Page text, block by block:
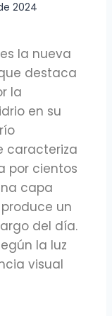
2024
la nueva
destaca
la
en su
caracteriza
por cientos
capa
un
del día.
la luz
visual